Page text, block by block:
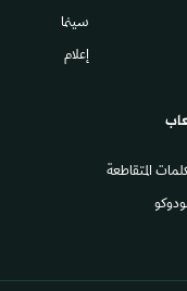
سينما
إعلام
المتقاطعة